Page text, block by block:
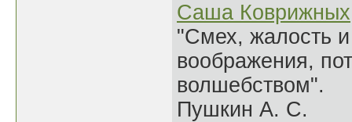
Саша Коврижных
"Смех, жалость
воображения,
волшебством".
Пушкин А. С.